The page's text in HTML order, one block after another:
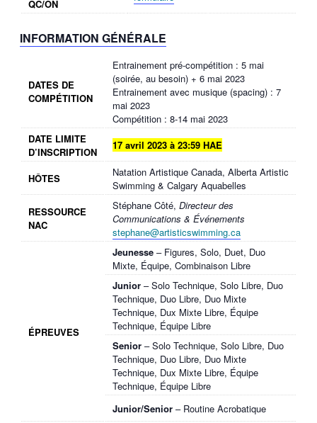
QC/ON
INFORMATION GÉNÉRALE
DATES DE
COMPÉTITION
Entrainement pré-compétition : 5 mai
(soirée, au besoin) + 6 mai 2023
Entrainement avec musique (spacing) : 7
mai 2023
Compétition : 8-14 mai 2023
DATE LIMITE
D’INSCRIPTION
17 avril 2023 à 23:59 HAE
HÔTES
Natation Artistique Canada, Alberta Artistic
Swimming & Calgary Aquabelles
RESSOURCE
NAC
Stéphane Côté, Directeur des
Communications & Événements
stephane@artisticswimming.ca
ÉPREUVES
Jeunesse – Figures, Solo, Duet, Duo
Mixte, Équipe, Combinaison Libre
Junior – Solo Technique, Solo Libre, Duo
Technique, Duo Libre, Duo Mixte
Technique, Dux Mixte Libre, Équipe
Technique, Équipe Libre
Senior – Solo Technique, Solo Libre, Duo
Technique, Duo Libre, Duo Mixte
Technique, Dux Mixte Libre, Équipe
Technique, Équipe Libre
Junior/Senior – Routine Acrobatique